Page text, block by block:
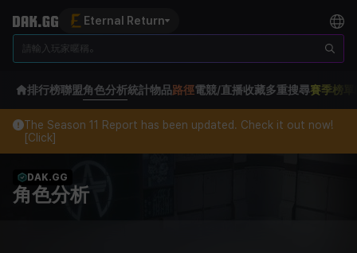
Eternal Return
排行榜聯盟角色分析統計物品路徑電競/直播收藏多重搜尋賽季榜單
The Season 11 Report has been updated. Check it out now!
[Click]
DAK.GG
角色分析